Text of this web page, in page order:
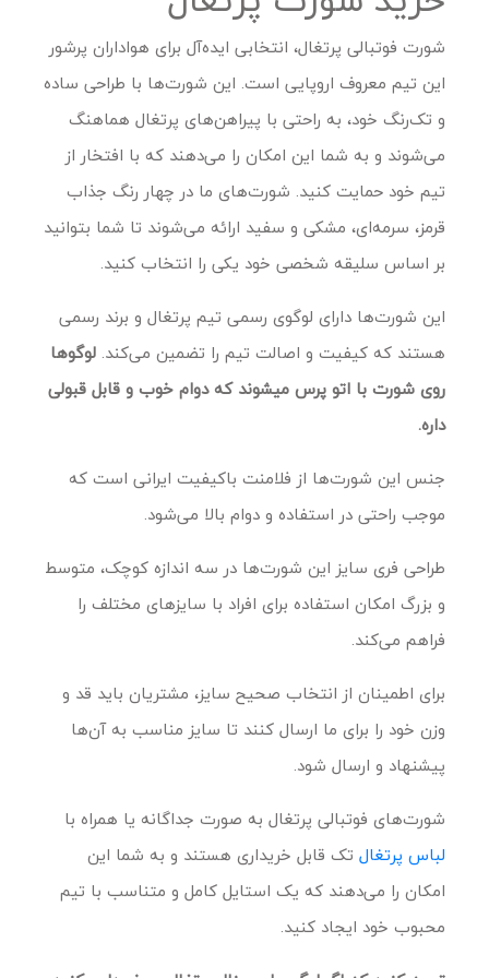
شورت فوتبالی پرتغال، انتخابی ایده‌آل برای هواداران پرشور
این تیم معروف اروپایی است. این شورت‌ها با طراحی ساده
و تک‌رنگ خود، به راحتی با پیراهن‌های پرتغال هماهنگ
می‌شوند و به شما این امکان را می‌دهند که با افتخار از
تیم خود حمایت کنید. شورت‌های ما در چهار رنگ جذاب
قرمز، سرمه‌ای، مشکی و سفید ارائه می‌شوند تا شما بتوانید
بر اساس سلیقه شخصی خود یکی را انتخاب کنید.
این شورت‌ها دارای لوگوی رسمی تیم پرتغال و برند رسمی
هستند که کیفیت و اصالت تیم را تضمین می‌کند. لوگوها
روی شورت با اتو پرس میشوند که دوام خوب و قابل قبولی
داره.
جنس این شورت‌ها از فلامنت باکیفیت ایرانی است که
موجب راحتی در استفاده و دوام بالا می‌شود.
طراحی فری سایز این شورت‌ها در سه اندازه کوچک، متوسط
و بزرگ امکان استفاده برای افراد با سایزهای مختلف را
فراهم می‌کند.
برای اطمینان از انتخاب صحیح سایز، مشتریان باید قد و
وزن خود را برای ما ارسال کنند تا سایز مناسب به آن‌ها
پیشنهاد و ارسال شود.
شورت‌های فوتبالی پرتغال به صورت جداگانه یا همراه با
لباس پرتغال تک قابل خریداری هستند و به شما این
امکان را می‌دهند که یک استایل کامل و متناسب با تیم
محبوب خود ایجاد کنید.